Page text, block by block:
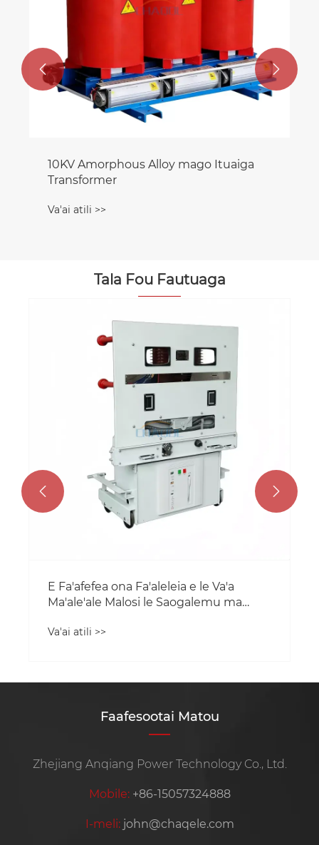
10KV Amorphous Alloy mago Ituaiga
Transformer
Va'ai atili >>
 
Tala Fou Fautuaga
E Fa'afefea ona Fa'aleleia e le Va'a
Ma'ale'ale Malosi le Saogalemu ma
Va'ai atili >>
 
Faafesootai Matou
Zhejiang Anqiang Power Technology Co., Ltd.
Mobile: +86-15057324888
I-meli: john@chaqele.com